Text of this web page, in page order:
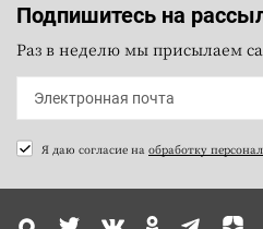
Подпишитесь на
Раз в неделю мы присылаем
Я даю согласие на обработку